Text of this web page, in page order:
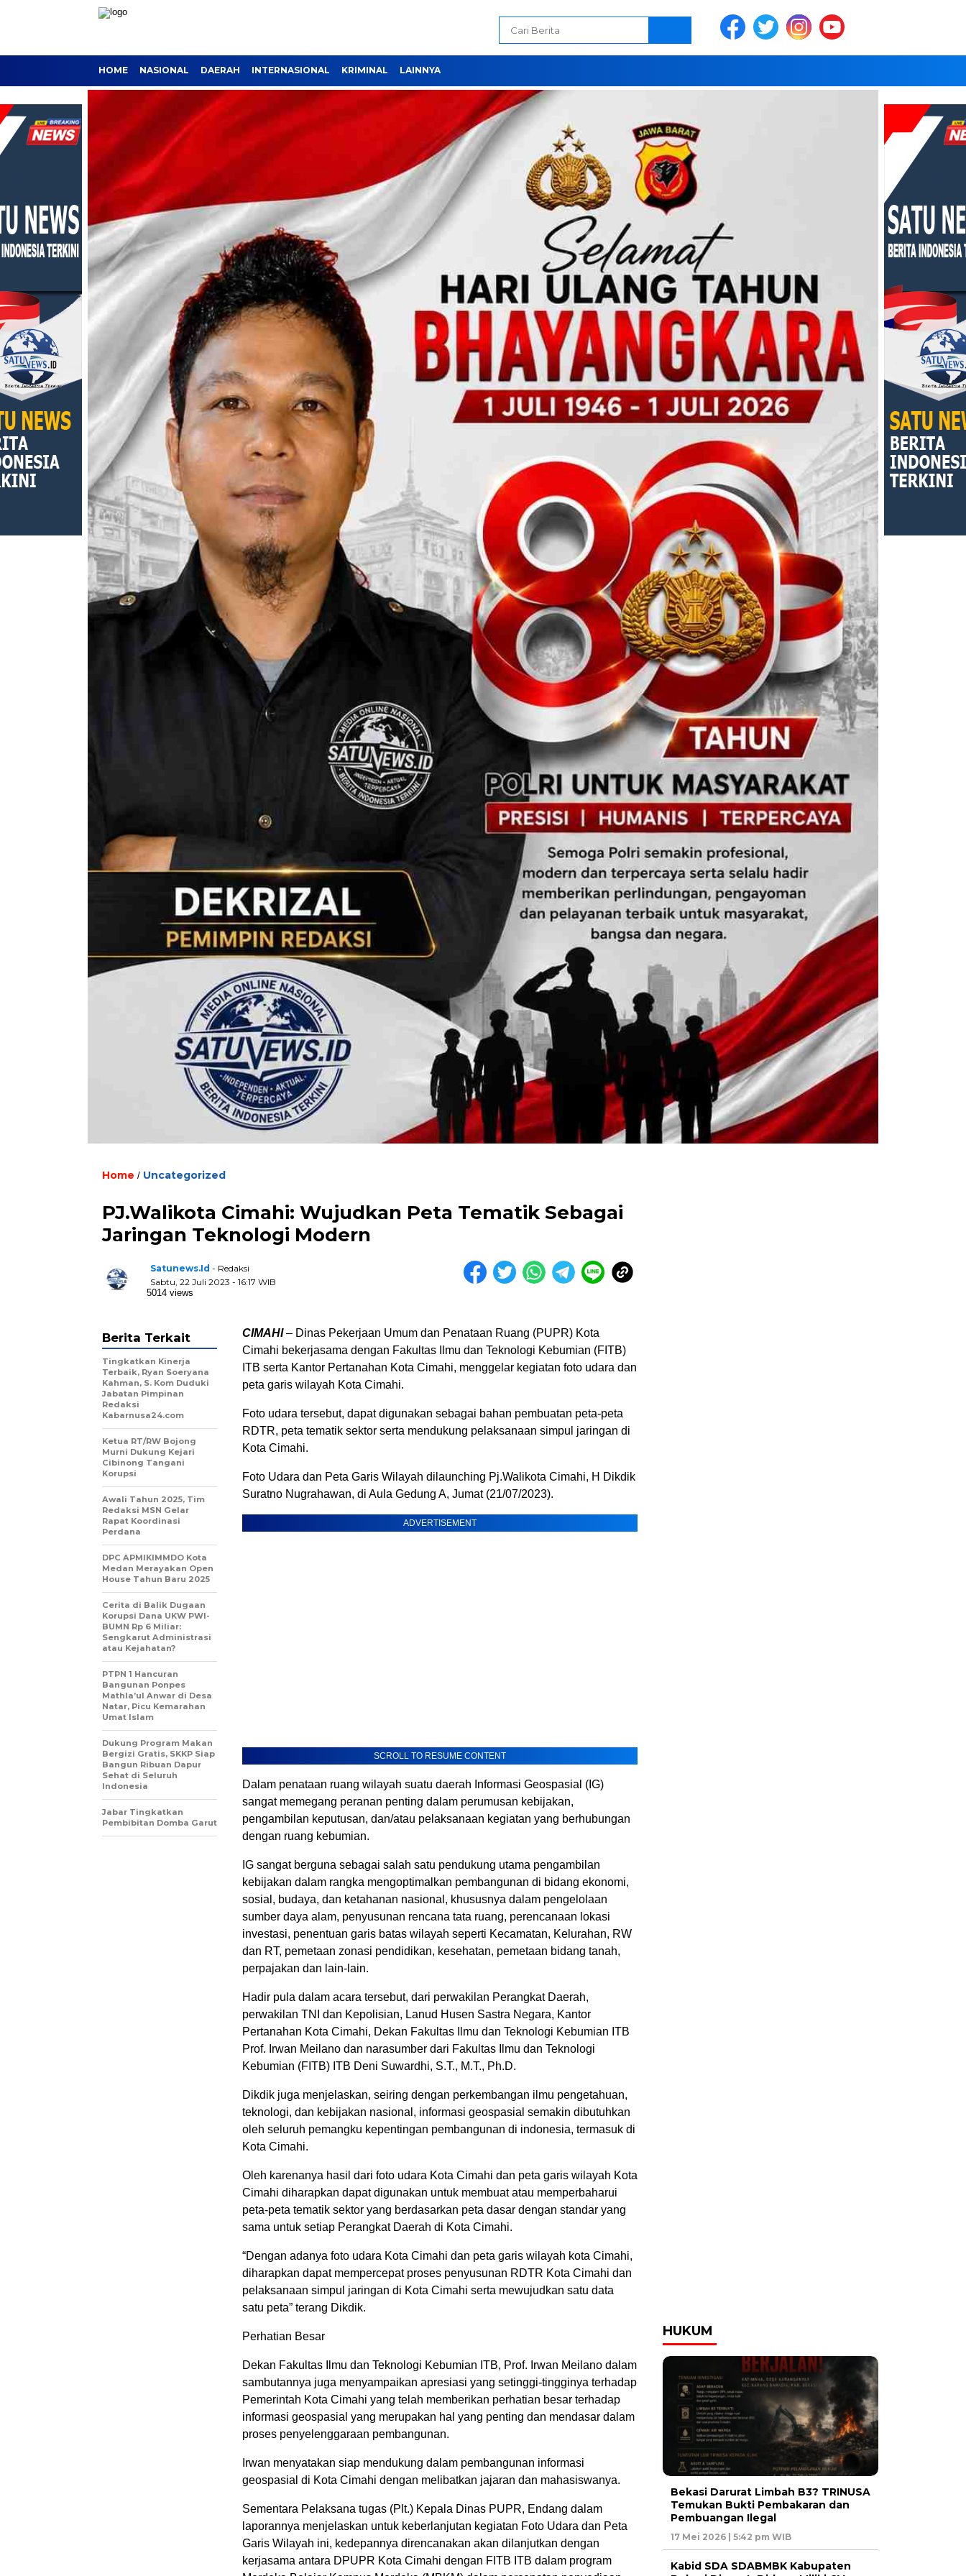
HOME NASIONAL DAERAH INTERNASIONAL KRIMINAL LAINNYA
Home / Uncategorized
PJ.Walikota Cimahi: Wujudkan Peta Tematik Sebagai
Jaringan Teknologi Modern
Satunews.id - Redaksi
Sabtu, 22 Juli 2023 - 16:17 WIB
5014 views
CIMAHI– Dinas Pekerjaan Umum dan Penataan Ruang (PUPR) Kota
Cimahi bekerjasama dengan Fakultas Ilmu dan Teknologi Kebumian (FITB)
ITB serta Kantor Pertanahan Kota Cimahi, menggelar kegiatan foto udara dan
peta garis wilayah Kota Cimahi.
Foto udara tersebut, dapat digunakan sebagai bahan pembuatan peta-peta
RDTR, peta tematik sektor serta mendukung pelaksanaan simpul jaringan di
Kota Cimahi.
Foto Udara dan Peta Garis Wilayah dilaunching Pj.Walikota Cimahi, H Dikdik
Suratno Nugrahawan, di Aula Gedung A, Jumat (21/07/2023).
ADVERTISEMENT
SCROLL TO RESUME CONTENT
Dalam penataan ruang wilayah suatu daerah Informasi Geospasial (IG)
sangat memegang peranan penting dalam perumusan kebijakan,
pengambilan keputusan, dan/atau pelaksanaan kegiatan yang berhubungan
dengan ruang kebumian.
IG sangat berguna sebagai salah satu pendukung utama pengambilan
kebijakan dalam rangka mengoptimalkan pembangunan di bidang ekonomi,
sosial, budaya, dan ketahanan nasional, khususnya dalam pengelolaan
sumber daya alam, penyusunan rencana tata ruang, perencanaan lokasi
investasi, penentuan garis batas wilayah seperti Kecamatan, Kelurahan, RW
dan RT, pemetaan zonasi pendidikan, kesehatan, pemetaan bidang tanah,
perpajakan dan lain-lain.
Hadir pula dalam acara tersebut, dari perwakilan Perangkat Daerah,
perwakilan TNI dan Kepolisian, Lanud Husen Sastra Negara, Kantor
Pertanahan Kota Cimahi, Dekan Fakultas Ilmu dan Teknologi Kebumian ITB
Prof. Irwan Meilano dan narasumber dari Fakultas Ilmu dan Teknologi
Kebumian (FITB) ITB Deni Suwardhi, S.T., M.T., Ph.D.
Dikdik juga menjelaskan, seiring dengan perkembangan ilmu pengetahuan,
teknologi, dan kebijakan nasional, informasi geospasial semakin dibutuhkan
oleh seluruh pemangku kepentingan pembangunan di indonesia, termasuk di
Kota Cimahi.
Oleh karenanya hasil dari foto udara Kota Cimahi dan peta garis wilayah Kota
Cimahi diharapkan dapat digunakan untuk membuat atau memperbaharui
peta-peta tematik sektor yang berdasarkan peta dasar dengan standar yang
sama untuk setiap Perangkat Daerah di Kota Cimahi.
“Dengan adanya foto udara Kota Cimahi dan peta garis wilayah kota Cimahi,
diharapkan dapat mempercepat proses penyusunan RDTR Kota Cimahi dan
pelaksanaan simpul jaringan di Kota Cimahi serta mewujudkan satu data
satu peta” terang Dikdik.
Perhatian Besar
Dekan Fakultas Ilmu dan Teknologi Kebumian ITB, Prof. Irwan Meilano dalam
sambutannya juga menyampaikan apresiasi yang setinggi-tingginya terhadap
Pemerintah Kota Cimahi yang telah memberikan perhatian besar terhadap
informasi geospasial yang merupakan hal yang penting dan mendasar dalam
proses penyelenggaraan pembangunan.
Irwan menyatakan siap mendukung dalam pembangunan informasi
geospasial di Kota Cimahi dengan melibatkan jajaran dan mahasiswanya.
Sementara Pelaksana tugas (Plt.) Kepala Dinas PUPR, Endang dalam
laporannya menjelaskan untuk keberlanjutan kegiatan Foto Udara dan Peta
Garis Wilayah ini, kedepannya direncanakan akan dilanjutkan dengan
kerjasama antara DPUPR Kota Cimahi dengan FITB ITB dalam program
Berita Terkait
Tingkatkan Kinerja
Terbaik, Ryan Soeryana
Kahman, S. Kom Duduki
Jabatan Pimpinan
Redaksi
Kabarnusa24.com
Ketua RT/RW Bojong
Murni Dukung Kejari
Cibinong Tangani
Korupsi
Awali Tahun 2025, Tim
Redaksi MSN Gelar
Rapat Koordinasi
Perdana
DPC APMIKIMMDO Kota
Medan Merayakan Open
House Tahun Baru 2025
Cerita di Balik Dugaan
Korupsi Dana UKW PWI-
BUMN Rp 6 Miliar:
Sengkarut Administrasi
atau Kejahatan?
PTPN 1 Hancuran
Bangunan Ponpes
Mathla’ul Anwar di Desa
Natar, Picu Kemarahan
Umat Islam
Dukung Program Makan
Bergizi Gratis, SKKP Siap
Bangun Ribuan Dapur
Sehat di Seluruh
Indonesia
Jabar Tingkatkan
Pembibitan Domba Garut
HUKUM
Bekasi Darurat Limbah B3? TRINUSA
Temukan Bukti Pembakaran dan
Pembuangan Ilegal
17 Mei 2026 | 5:42 pm WIB
Kabid SDA SDABMBK Kabupaten